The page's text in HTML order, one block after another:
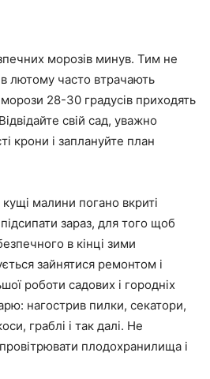
морозів минув. Тим не
лютому часто втрачають
морози 28-30 градусів приходять
свій сад, уважно
крони і заплануйте план
малини погано вкриті
зараз, для того щоб
в кінці зими
зайнятися ремонтом і
роботи садових і городніх
нагострив пилки, секатори,
граблі і так далі. Не
плодохранилища і